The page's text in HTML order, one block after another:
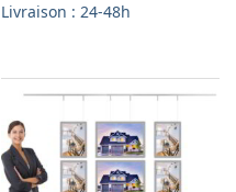
Livraison : 24-48h